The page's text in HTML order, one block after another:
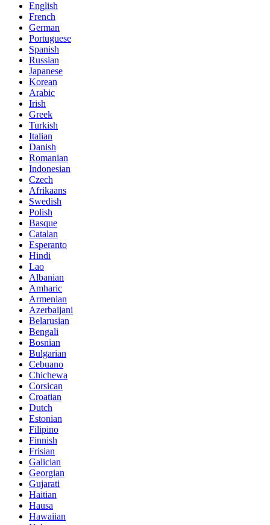
English
French
German
Portuguese
Spanish
Russian
Japanese
Korean
Arabic
Irish
Greek
Turkish
Italian
Danish
Romanian
Indonesian
Czech
Afrikaans
Swedish
Polish
Basque
Catalan
Esperanto
Hindi
Lao
Albanian
Amharic
Armenian
Azerbaijani
Belarusian
Bengali
Bosnian
Bulgarian
Cebuano
Chichewa
Corsican
Croatian
Dutch
Estonian
Filipino
Finnish
Frisian
Galician
Georgian
Gujarati
Haitian
Hausa
Hawaiian